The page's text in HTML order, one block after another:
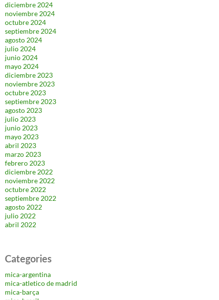
diciembre 2024
noviembre 2024
octubre 2024
septiembre 2024
agosto 2024
julio 2024
junio 2024
mayo 2024
diciembre 2023
noviembre 2023
octubre 2023
septiembre 2023
agosto 2023
julio 2023
junio 2023
mayo 2023
abril 2023
marzo 2023
febrero 2023
diciembre 2022
noviembre 2022
octubre 2022
septiembre 2022
agosto 2022
julio 2022
abril 2022
Categories
mica-argentina
mica-atletico de madrid
mica-barça